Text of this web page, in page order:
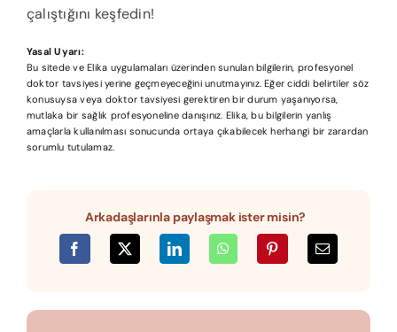
çalıştığını keşfedin!
Yasal Uyarı:
Bu sitede ve Elika uygulamaları üzerinden sunulan bilgilerin, profesyonel
doktor tavsiyesi yerine geçmeyeceğini unutmayınız. Eğer ciddi belirtiler söz
konusuysa veya doktor tavsiyesi gerektiren bir durum yaşanıyorsa,
mutlaka bir sağlık profesyoneline danışınız. Elika, bu bilgilerin yanlış
amaçlarla kullanılması sonucunda ortaya çıkabilecek herhangi bir zarardan
sorumlu tutulamaz.
Arkadaşlarınla paylaşmak ister misin?